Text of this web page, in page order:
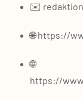
✉️
🌐https://
🌐
https://